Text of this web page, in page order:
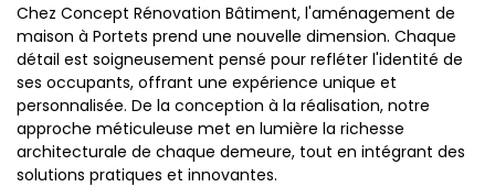
Chez Concept Rénovation Bâtiment, l'aménagement de
maison à Portets prend une nouvelle dimension. Chaque
détail est soigneusement pensé pour refléter l'identité de
ses occupants, offrant une expérience unique et
personnalisée. De la conception à la réalisation, notre
approche méticuleuse met en lumière la richesse
architecturale de chaque demeure, tout en intégrant des
solutions pratiques et innovantes.